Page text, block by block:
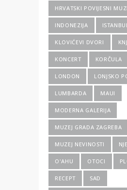
HRVATSKI POVIJESNI
INDONEZIJA
KLOVIĆEVI DVORI
KONCERT KORČULA
LONDON LONJSKO
LUMBARDA MAUI
MODERNA GALERIJA
MUZEJ GRADA ZAGREBA
MUZEJ NEVINOSTI
O'AHU OTOCI
RECEPT SAD